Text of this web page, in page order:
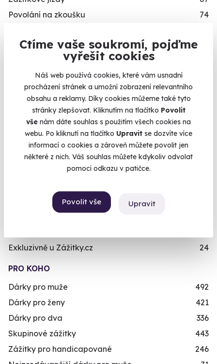
Ctíme vaše soukromí, pojďme
vyřešit cookies
Náš web používá cookies, které vám usnadní
procházení stránek a umožní zobrazení relevantního
obsahu a reklamy. Díky cookies můžeme také tyto
stránky zlepšovat. Kliknutím na tlačítko Povolit
vše nám dáte souhlas s použitím všech cookies na
webu. Po kliknutí na tlačítko Upravit se dozvíte více
informací o cookies a zároveň můžete povolit jen
některé z nich. Váš souhlas můžete kdykoliv odvolat
pomocí odkazu v patičce.
Povolit vše Upravit
Kalendář volných
termínů
Termíny pro zvolenou variantu:
Chcete rezervovat termín?
Koupit a rezervovat nyní
Objednejte si rovnou konkrétní termín. Po úhradě
máte rezervaci hned v e-mailu.
Povolání na zkoušku
74
Masáže a relaxace
Gurmánské zážitky
Sportovní zážitky
Zážitkové pobyty
Vojenské zážitky
Zážitky se zvířaty
Únikové hry
Zážitky ve virtuální realitě
Zážitky na doma
Zážitky v akci
Exkluzivně u Zážitky.cz
24
PRO KOHO
Dárky pro muže
492
Dárky pro ženy
421
Dárky pro dva
336
Skupinové zážitky
443
Zážitky pro handicapované
246